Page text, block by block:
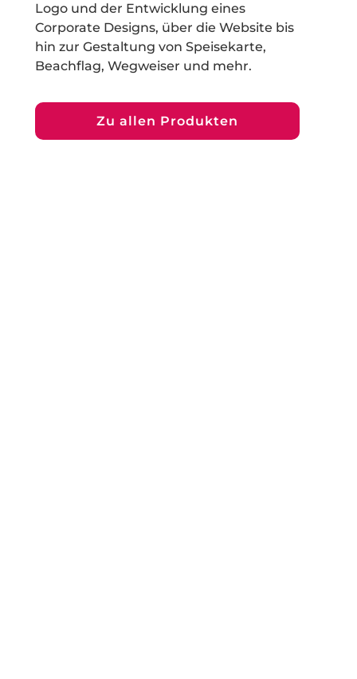
Logo und der Entwicklung eines
Corporate Designs, über die Website bis
hin zur Gestaltung von Speisekarte,
Beachflag, Wegweiser und mehr.
Zu allen Produkten